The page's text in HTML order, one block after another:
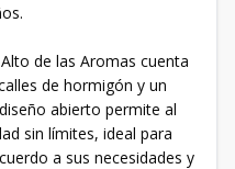
de las Aromas cuenta
de hormigón y un
abierto permite al
sin límites, ideal para
a sus necesidades y